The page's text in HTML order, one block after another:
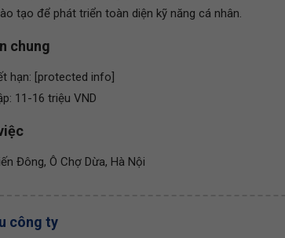
tạo để phát triển toàn diện kỹ năng cá nhân.
chung
hạn: [protected info]
11-16 triệu VND
Đông, Ô Chợ Dừa, Hà Nội
công ty